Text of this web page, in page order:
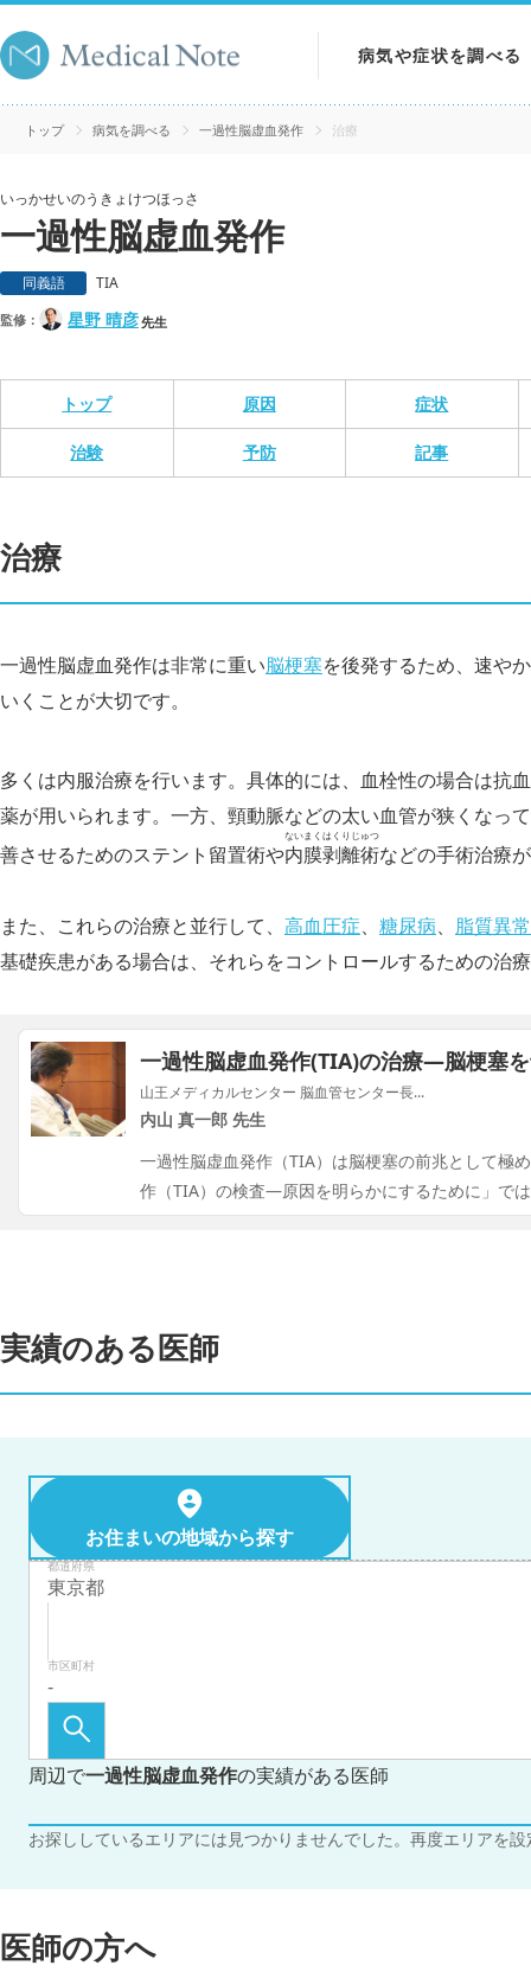
病気や症状を調べる
病気を調べる
トップ 病気を調べる 一過性脳虚血発作 治療
いっかせいのうきょけつほっさ
一過性脳虚血発作
同義語 TIA
監修： 星野 晴彦先生
トップ 原因 症状
治験 予防 記事
治療
一過性脳虚血発作は非常に重い脳梗塞を後発するため、速や
いくことが大切です。
多くは内服治療を行います。具体的には、血栓性の場合は抗
薬が用いられます。一方、頸動脈などの太い血管が狭くなっ
善させるためのステント留置術や内膜剥離術
ないまくはくりじゅつ
などの手術治療
また、これらの治療と並行して、 高血圧症、 糖尿病、 脂質異
基礎疾患がある場合は、それらをコントロールするための治
一過性脳虚血発作(TIA)の治療―脳梗塞
山王メディカルセンター 脳血管センター長...
内山 真一郎 先生
一過性脳虚血発作（TIA）は脳梗塞の前兆として極
作（TIA）の検査―原因を明らかにするために」で
実績のある医師
お住まいの地域から探す
都道府県
市区町村
周辺で一過性脳虚血発作の実績がある医師
お探ししているエリアには見つかりませんでした。再度エリアを
医師の方へ